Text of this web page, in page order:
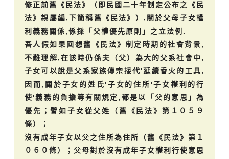
修正前舊《民法》（即民國二十年制定公布之《民
法》親屬編,下簡稱舊《民法》）,關於父母子女權
利義務關係,係採「父權優先原則」之立法例.
吾人假如果回想舊《民法》制定時期的社會背景,
不難理解,在該時仍係夫（父）為大的父系社會中,
子女可以說是父系家族傳宗接代'延續香火的工具,
因而,關於子女的姓氏'子女的住所'子女權利的行
使'義務的負擔等有關規定,都是以「父的意思」為
優先；譬如子女從父姓（舊《民法》第１０５９
條）；
沒有成年子女以父之住所為住所（舊《民法》第１
０６０條）；父母對於沒有成年子女權利行使意思